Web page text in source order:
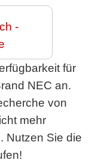
für
NEC an.
von
mehr
Nutzen Sie die